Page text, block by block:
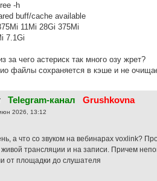
-h
buff/cache available
11Mi 28Gi 375Mi
7.1Gi
за чего астериск так много озу жрет?
файлы сохраняется в кэше и не
Telegram-канал Grushkovna
2026, 13:12
а что со звуком на вебинарах voxlink?
живой трансляции и на записи. Причем
от площадки до слушателя